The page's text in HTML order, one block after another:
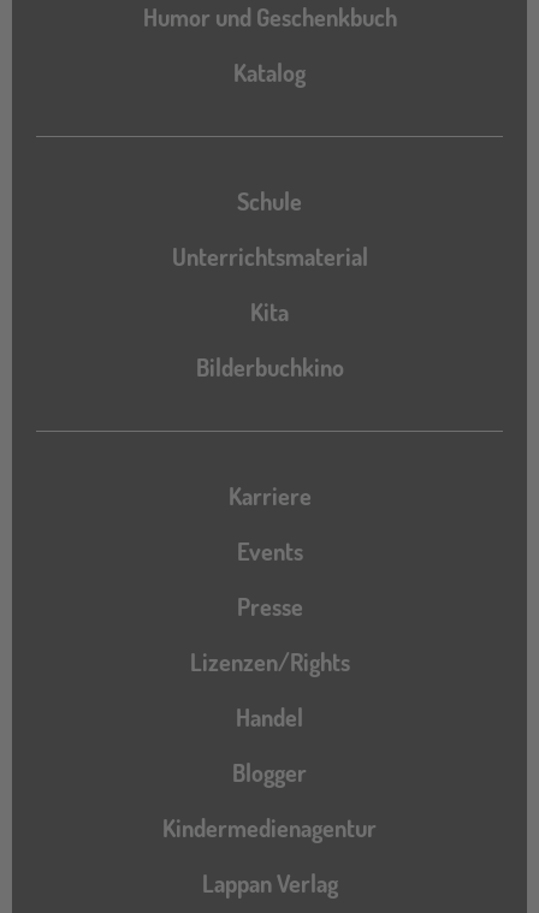
Humor und Geschenkbuch
Katalog
Katalog
Schule
Unterrichtsmaterial
Kita
Bilderbuchkino
Karriere
Events
Presse
Lizenzen/Rights
Handel
Blogger
Kindermedienagentur
Lappan Verlag